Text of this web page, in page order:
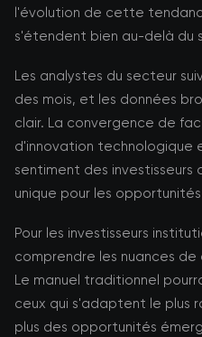
l'évolution de cette
s'étendent bien au-delà du
Les analystes du secteur
des mois, et les données
clair. La convergence de
d'innovation technologique
sentiment des investisseurs
unique pour les
Pour les investisseurs
comprendre les nuances
Le manuel traditionnel
ceux qui s'adaptent le plus
plus des opportunités